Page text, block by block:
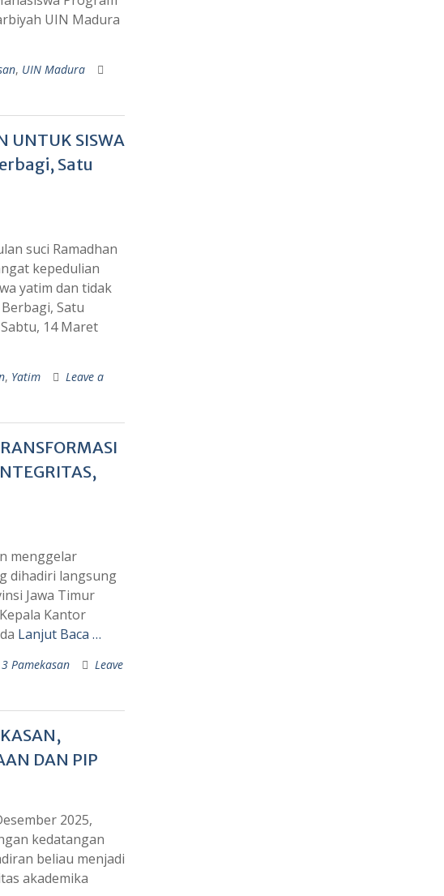
UIN Madura
, UIN Madura
UNTUK SISWA
Satu
suci Ramadhan
kepedulian
yatim dan tidak
Satu
14 Maret
, Yatim
Leave a
menggelar
dihadiri langsung
Jawa Timur
Kantor
Lanjut Baca …
Pamekasan
Leave
DAN PIP
2025,
kedatangan
beliau menjadi
akademika